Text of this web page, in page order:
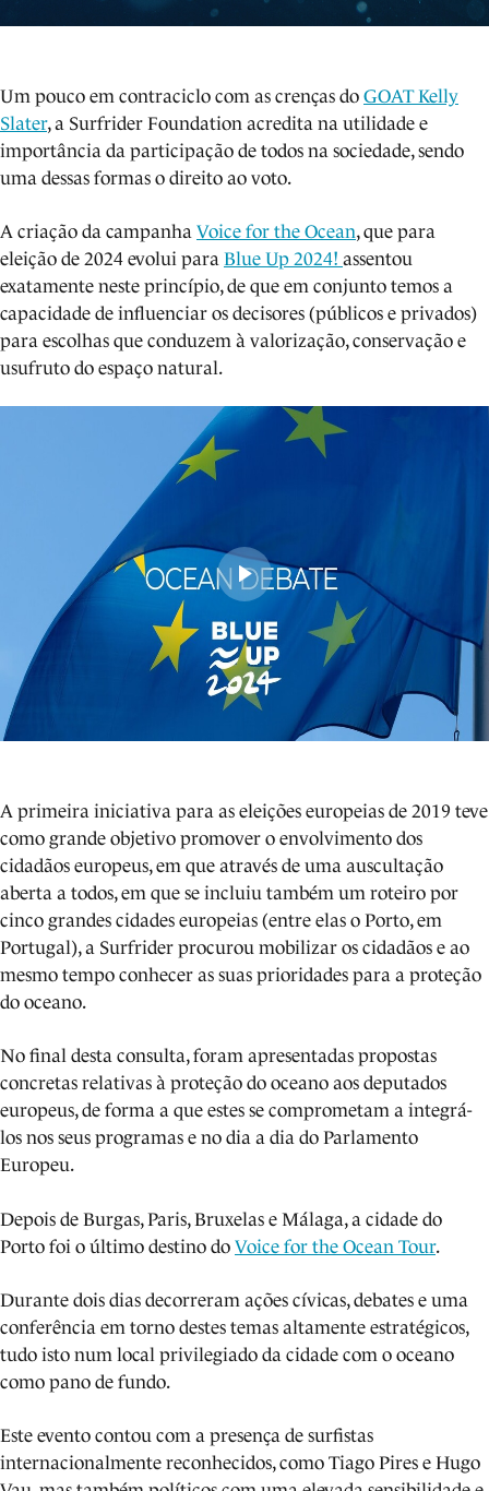
Um pouco em contraciclo com as crenças do GOAT Kelly
Slater, a Surfrider Foundation acredita na utilidade e
importância da participação de todos na sociedade, sendo
uma dessas formas o direito ao voto.
A criação da campanha Voice for the Ocean, que para
eleição de 2024 evolui para Blue Up 2024! assentou
exatamente neste princípio, de que em conjunto temos a
capacidade de influenciar os decisores (públicos e privados)
para escolhas que conduzem à valorização, conservação e
usufruto do espaço natural.
A primeira iniciativa para as eleições europeias de 2019 teve
como grande objetivo promover o envolvimento dos
cidadãos europeus, em que através de uma auscultação
aberta a todos, em que se incluiu também um roteiro por
cinco grandes cidades europeias (entre elas o Porto, em
Portugal), a Surfrider procurou mobilizar os cidadãos e ao
mesmo tempo conhecer as suas prioridades para a proteção
do oceano.
No final desta consulta, foram apresentadas propostas
concretas relativas à proteção do oceano aos deputados
europeus, de forma a que estes se comprometam a integrá-
los nos seus programas e no dia a dia do Parlamento
Europeu.
Depois de Burgas, Paris, Bruxelas e Málaga, a cidade do
Porto foi o último destino do Voice for the Ocean Tour.
Durante dois dias decorreram ações cívicas, debates e uma
conferência em torno destes temas altamente estratégicos,
tudo isto num local privilegiado da cidade com o oceano
como pano de fundo.
Este evento contou com a presença de surfistas
internacionalmente reconhecidos, como Tiago Pires e Hugo